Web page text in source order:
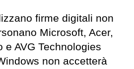
firme digitali non
Microsoft, Acer,
e AVG Technologies
non accetterà